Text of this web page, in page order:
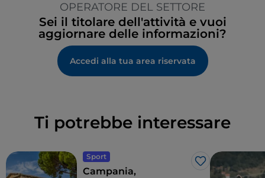
OPERATORE DEL SETTORE
Sei il titolare dell'attività e vuoi
aggiornare delle informazioni?
Accedi alla tua area riservata
Ti potrebbe interessare
Sport
Like
Campania,